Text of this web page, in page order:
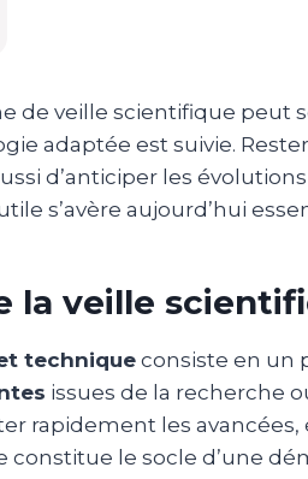
de veille scientifique peut
adaptée est suivie.
d’anticiper les
s’avère aujourd’hui
la veille
technique consiste en un
issues de la recherche
rapidement les
le socle d’une